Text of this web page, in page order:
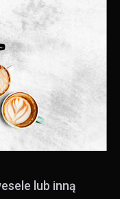
lub inną